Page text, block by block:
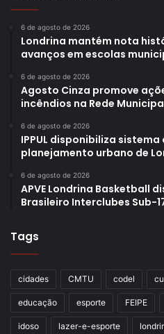
6 de agosto de 2026
Londrina mantém nota
avanços em escolas
6 de agosto de 2026
Agosto Cinza promove
incêndios na Rede
6 de agosto de 2026
IPPUL disponibiliza
planejamento urbano de
6 de agosto de 2026
APVE Londrina Basketball
Brasileiro Interclubes Sub-
Tags
cidades CMTU codel
educação esporte FEIPE
idoso lazer-e-esporte